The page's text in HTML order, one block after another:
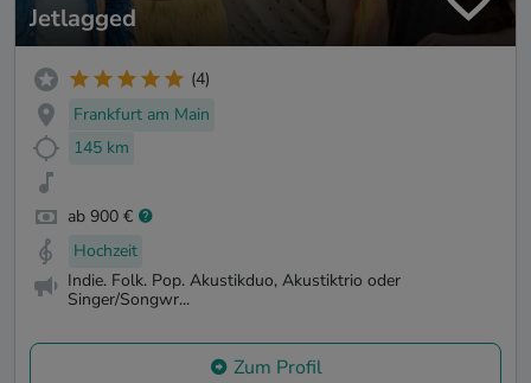
Jetlagged
(4)
Frankfurt am Main
145 km
ab 900 €
Hochzeit
Indie. Folk. Pop. Akustikduo, Akustiktrio oder
Singer/Songwr...
Zum Profil